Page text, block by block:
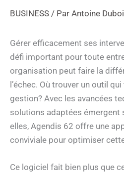
BUSINESS / Par Antoine
Gérer efficacement ses
défi important pour toute
organisation peut faire la
l’échec. Où trouver un outil
gestion? Avec les avancées
solutions adaptées émergent
elles, Agendis 62 offre une
conviviale pour optimiser
Ce logiciel fait bien plus que